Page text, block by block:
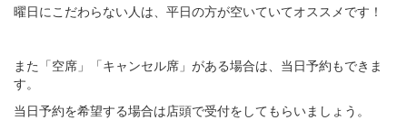
曜日にこだわらない人は、平日の方が空いていてオススメです！
また「空席」「キャンセル席」がある場合は、当日予約もできま
す。
当日予約を希望する場合は店頭で受付をしてもらいましょう。